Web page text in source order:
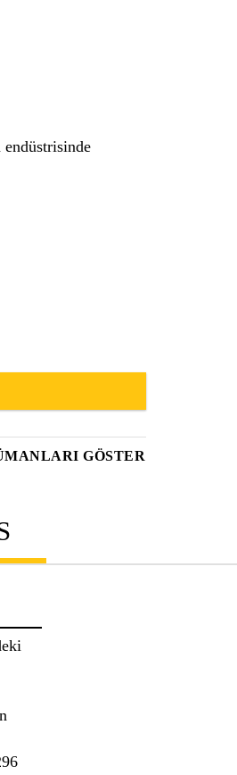
GÖSTER